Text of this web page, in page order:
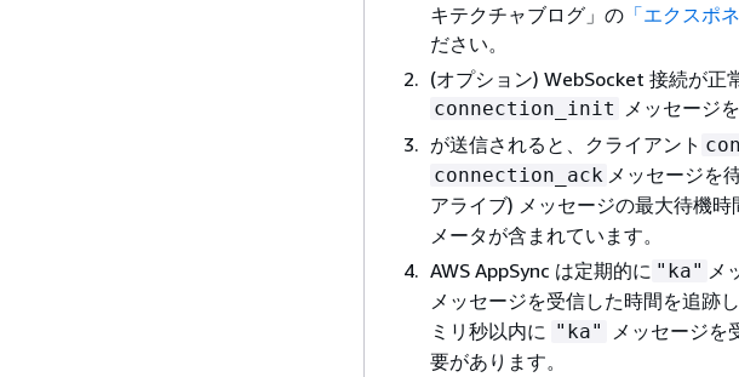
キテクチャブログ」の 「エクスポ
ださい。
(オプション) WebSocket 接続が正
connection_init メッセージ
が送信されると、クライアント
connection_ack メッセージを
アライブ) メッセージの最大待機時
メータが含まれています。
AWS AppSync は定期的に "ka" メ
メッセージを受信した時間を追跡
ミリ秒以内に "ka"
メッセージを
要があります。